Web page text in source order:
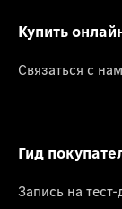
Купить
Связаться с
Гид
Запись на